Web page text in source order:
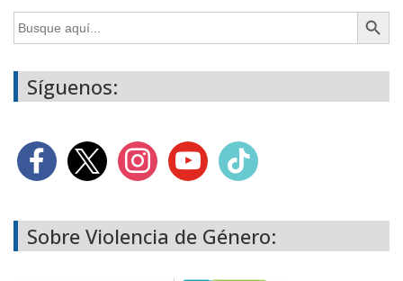
Buscar: Botón de
Síguenos:
Sobre Violencia de Género: